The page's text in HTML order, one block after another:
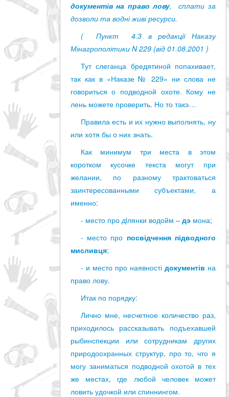
документів на право лову, сплати за
дозволи та водні живі ресурси.
( Пункт 4.3 в редакції Наказу
Мінагрополітики N 229 (від 01.08.2001 )
Тут слеганца бредятиной попахивает,
так как в «Наказе № 229» ни слова не
говориться о подводной охоте. Кому не
лень можете проверить. Но то такэ…
Правила есть и их нужно выполнять, ну
или хотя бы о них знать.
Как минимум три места в этом
коротком кусочке текста могут при
желании, по разному трактоваться
заинтересованными субъектами, а
именно:
- место про дiлянки водойм – дэмона;
- место про посвідчення підводного
мисливця;
- и место про наявності документів на
право лову.
Итак по порядку:
Лично мне, несчетное количество раз,
приходилось рассказывать подъехавшей
рыбинспекции или сотрудникам других
природоохранных структур, про то, что я
могу заниматься подводной охотой в тех
же местах, где любой человек может
ловить удочкой или спиннингом.